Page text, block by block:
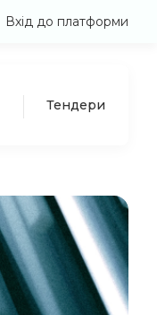
Вхід до платформи
Тендери